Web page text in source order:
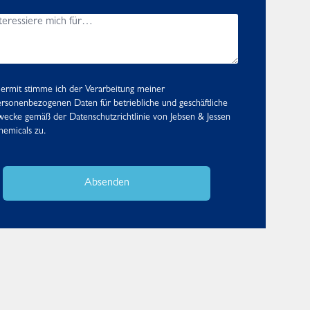
stimme ich der Verarbeitung meiner
Daten für betriebliche und geschäftliche
gemäß der Datenschutzrichtlinie von Jebsen & Jessen
zu.
Absenden